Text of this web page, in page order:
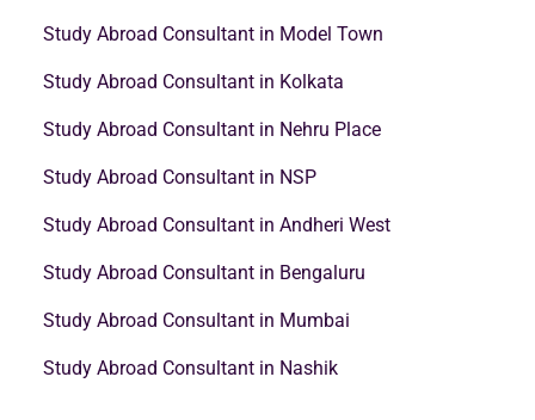
Study Abroad Consultant in Model Town
Study Abroad Consultant in Kolkata
Study Abroad Consultant in Nehru Place
Study Abroad Consultant in NSP
Study Abroad Consultant in Andheri West
Study Abroad Consultant in Bengaluru
Study Abroad Consultant in Mumbai
Study Abroad Consultant in Nashik